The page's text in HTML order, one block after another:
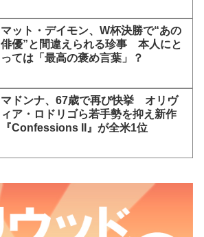
マット・デイモン、W杯決勝で“あの
俳優”と間違えられる珍事 本人にと
っては「最高の褒め言葉」？
マドンナ、67歳で再び快挙 オリヴ
ィア・ロドリゴら若手勢を抑え新作
『Confessions II』が全米1位